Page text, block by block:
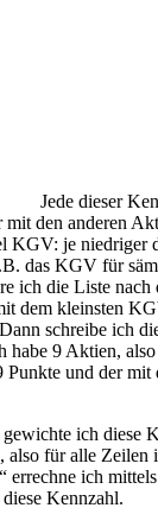
Jede dieser
den anderen
KGV: je niedriger
das KGV für
ich die Liste
dem kleinsten
schreibe ich
habe 9 Aktien,
und der mit
ich diese
für alle Zeilen
errechne ich
Kennzahl.